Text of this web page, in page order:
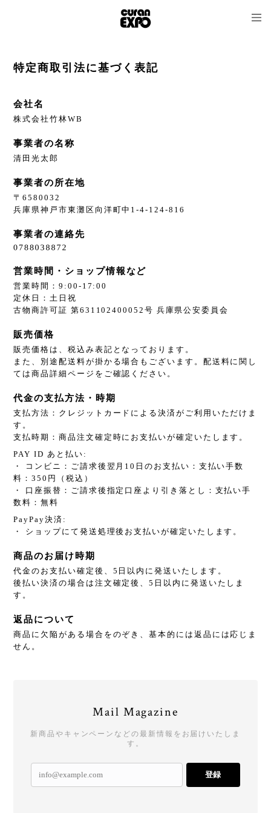
特定商取引法に基づく表記
会社名
株式会社竹林WB
事業者の名称
清田光太郎
事業者の所在地
〒6580032
兵庫県神戸市東灘区向洋町中1-4-124-816
事業者の連絡先
営業時間・ショップ情報など
営業時間：9:00-17:00
定休日：土日祝
古物商許可証 第631102400052号 兵庫県公安委員会
販売価格
販売価格は、税込み表記となっております。
また、別途配送料が掛かる場合もございます。配送料に関し
ては商品詳細ページをご確認ください。
代金の支払方法・時期
支払方法：クレジットカードによる決済がご利用いただけま
す。
支払時期：商品注文確定時にお支払いが確定いたします。
PAY ID あと払い:
・ コンビニ：ご請求後翌月10日のお支払い：支払い手数
料：350円（税込）
・ 口座振替：ご請求後指定口座より引き落とし：支払い手
数料：無料
PayPay決済:
・ ショップにて発送処理後お支払いが確定いたします。
商品のお届け時期
代金のお支払い確定後、5日以内に発送いたします。
後払い決済の場合は注文確定後、5日以内に発送いたしま
す。
返品について
商品に欠陥がある場合をのぞき、基本的には返品には応じま
せん。
Mail Magazine
新商品やキャンペーンなどの最新情報をお届けいたしま
す。
登録